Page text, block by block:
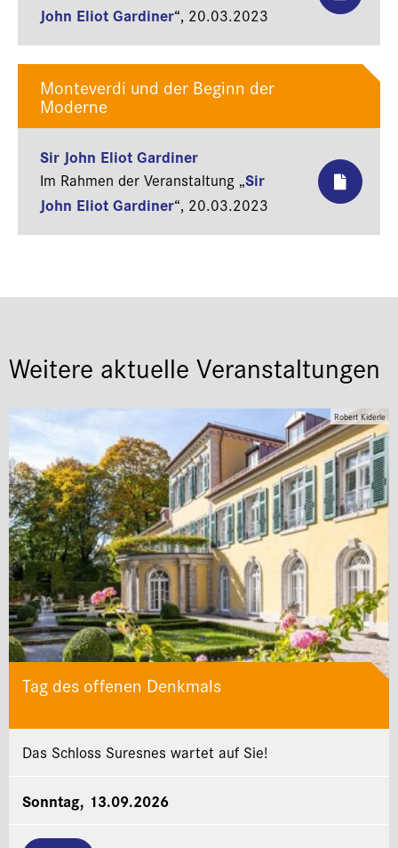
John Eliot Gardiner“, 20.03.2023
Monteverdi und der Beginn der
Moderne
Sir John Eliot Gardiner
Im Rahmen der Veranstaltung „Sir
John Eliot Gardiner“, 20.03.2023
Weitere aktuelle Veranstaltungen
Robert Kiderle
Tag des offenen Denkmals
Das Schloss Suresnes wartet auf Sie!
Sonntag, 13.09.2026